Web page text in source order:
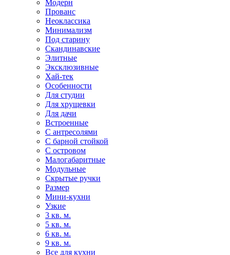
Модерн
Прованс
Неоклассика
Минимализм
Под старину
Скандинавские
Элитные
Эксклюзивные
Хай-тек
Особенности
Для студии
Для хрущевки
Для дачи
Встроенные
С антресолями
С барной стойкой
С островом
Малогабаритные
Модульные
Скрытые ручки
Размер
Мини-кухни
Узкие
3 кв. м.
5 кв. м.
6 кв. м.
9 кв. м.
Все для кухни